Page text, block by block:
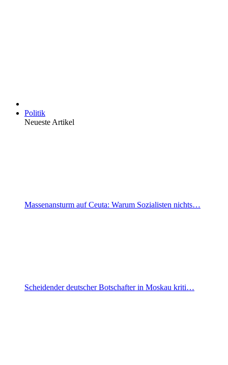
Politik
Neueste Artikel
Massenansturm auf Ceuta: Warum Sozialisten nichts…
Scheidender deutscher Botschafter in Moskau kriti…